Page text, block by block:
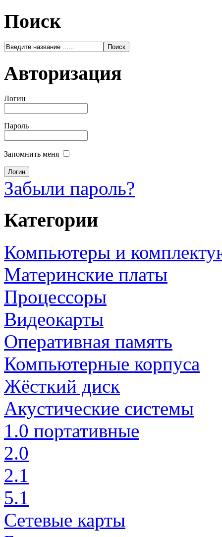
Поиск
Авторизация
Логин
Пароль
Запомнить меня
Забыли пароль?
Категории
Компьютеры и
Материнские платы
Процессоры
Видеокарты
Оперативная память
Компьютерные корпуса
Жёсткий диск
Акустические системы
1.0 портативные
2.0
2.1
5.1
Сетевые карты